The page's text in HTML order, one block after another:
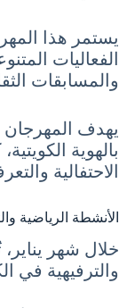
يستمر هذا
الفعاليات
والمسابقات
يهدف المهرجان
بالهوية
الاحتفالية
الأنشطة الرياضية
خلال شهر
والترفيهية في